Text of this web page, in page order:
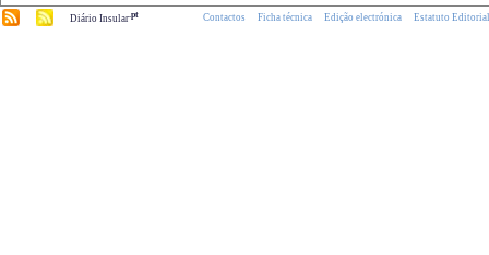
Diário Insular.pt Contactos Ficha técnica Edição electrónica Estatuto Editorial